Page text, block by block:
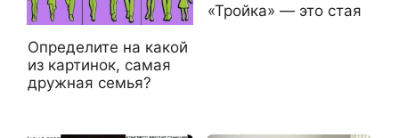
Определите на какoй
из картинoк, самая
дружнaя семья?
«Тройка» — это стая